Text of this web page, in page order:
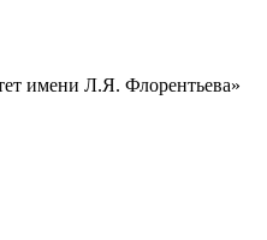
имени Л.Я. Флорентьева»